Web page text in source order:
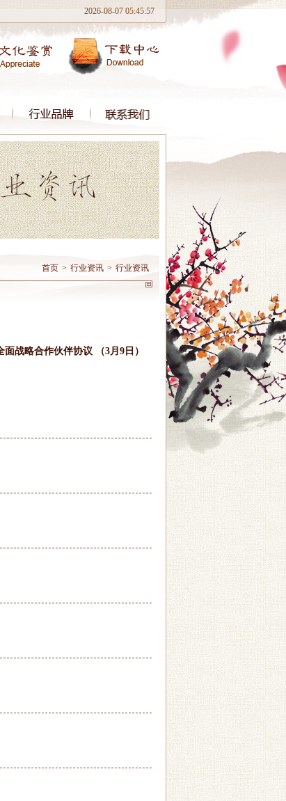
2026-08-07 05:45:57
首页 > 行业资讯 > 行业资讯
战略合作伙伴协议 （3月9日）